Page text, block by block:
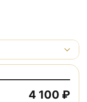
4 100 ₽